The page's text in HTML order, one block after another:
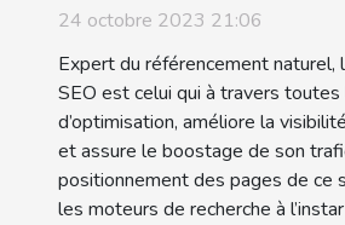
24 octobre 2023 21:06
Expert du référencement naturel,
SEO est celui qui à travers
d’optimisation, améliore la
et assure le boostage de son
positionnement des pages de ce
les moteurs de recherche à